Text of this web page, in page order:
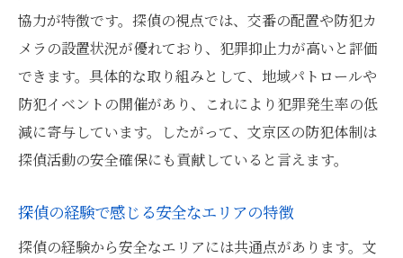
協力が特徴です。探偵の視点では、交番の配置や防犯カ
メラの設置状況が優れており、犯罪抑止力が高いと評価
できます。具体的な取り組みとして、地域パトロールや
防犯イベントの開催があり、これにより犯罪発生率の低
減に寄与しています。したがって、文京区の防犯体制は
探偵活動の安全確保にも貢献していると言えます。
探偵の経験で感じる安全なエリアの特徴
探偵の経験から安全なエリアには共通点があります。文